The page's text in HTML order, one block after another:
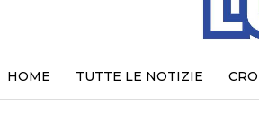
HOME TUTTE LE NOTIZIE